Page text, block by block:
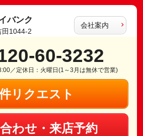
バンク
田1044-2
会社案内
60-3232
／定休日：火曜日(1～3月は無休で営業)
リクエスト
わせ・来店予約